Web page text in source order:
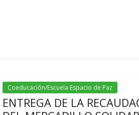
Coeducación/Escuela Espacio de Paz
ENTREGA DE LA